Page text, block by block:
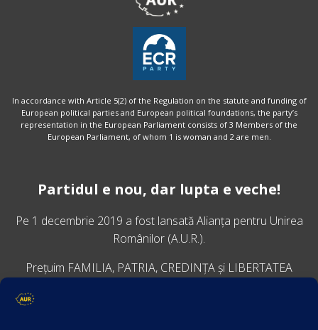
In accordance with Article 5(2) of the Regulation on the statute and funding of
European political parties and European political foundations, the party’s
representation in the European Parliament consists of 3 Members of the
European Parliament, of whom 1 is woman and 2 are men.
Partidul e nou, dar lupta e veche!
Pe 1 decembrie 2019 a fost lansatăAlianța pentru Unirea
Românilor (A.U.R.).
Prețuim FAMILIA, PATRIA, CREDINȚA și LIBERTATEA